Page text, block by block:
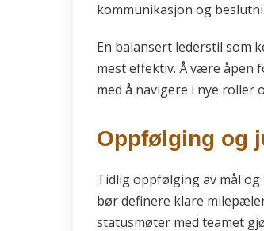
kommunikasjon og
En balansert lederstil som
mest effektiv. Å være åpen
med å navigere i nye roller
Oppfølging og
Tidlig oppfølging av mål
bør definere klare
statusmøter med teamet